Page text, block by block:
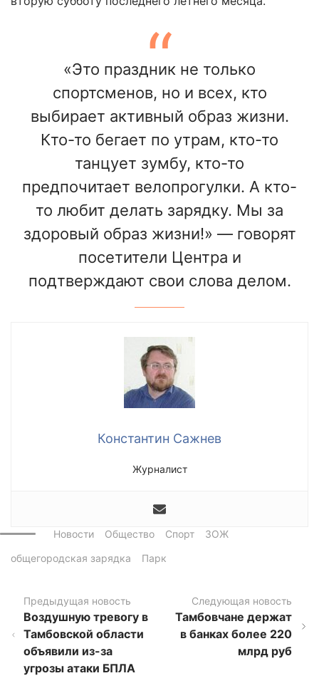
«Это праздник не только
спортсменов, но и всех, кто
выбирает активный образ жизни.
Кто-то бегает по утрам, кто-то
танцует зумбу, кто-то
предпочитает велопрогулки. А кто-
то любит делать зарядку. Мы за
здоровый образ жизни!» — говорят
посетители Центра и
подтверждают свои слова делом.
Константин Сажнев
Журналист
Новости Общество Спорт
ЗОЖ
общегородская зарядка
Парк
Предыдущая новость
Воздушную тревогу в
Тамбовской области
объявили из-за
угрозы атаки БПЛА
Следующая новость
Тамбовчане держат
в банках более 220
млрд руб